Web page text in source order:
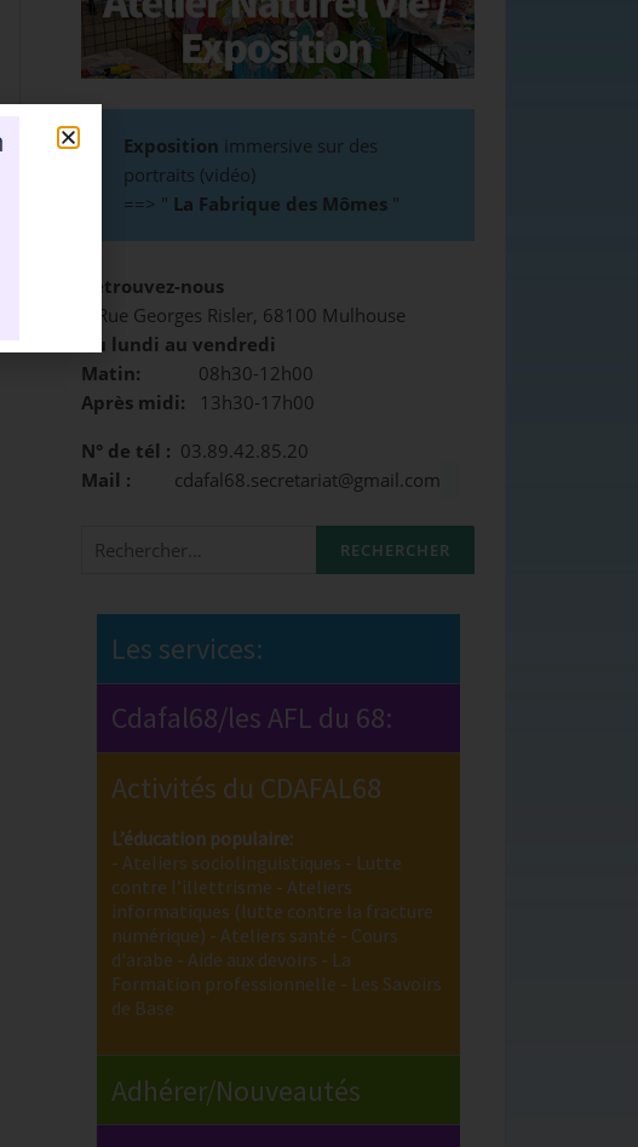
Exposition immersive sur des
portraits (vidéo)
==> " La Fabrique des Mômes "
Retrouvez-nous
3 Rue Georges Risler, 68100 Mulhouse
Du lundi au vendredi
Matin: 08h30-12h00
Après midi: 13h30-17h00
N° de tél : 03.89.42.85.20
Mail : cdafal68.secretariat@gmail.com